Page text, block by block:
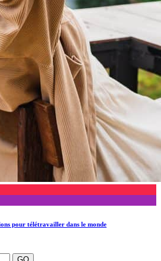
pour télétravailler dans le monde